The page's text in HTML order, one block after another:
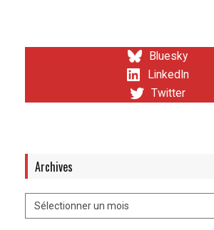
Bluesky
LinkedIn
Twitter
Archives